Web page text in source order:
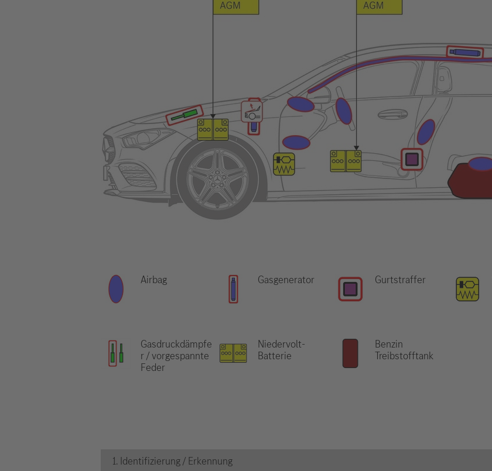
Airbag Gasgenerator Gurtstraffer
Gasdruckdämpfe
r / vorgespannte
Feder
Niedervolt-
Batterie
Benzin
Treibstofftank
1. Identifizierung / Erkennung